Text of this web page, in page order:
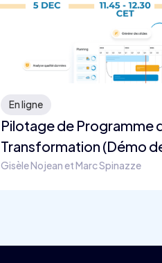
En ligne
Pilotage de Programme
Transformation (Démo
Gisèle Nojean et Marc Spinazze